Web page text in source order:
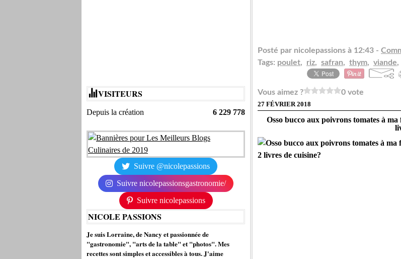
VISITEURS
Depuis la création 6 229 778
Suivre @nicolepassions
Suivre nicolepassionsgastronomie/
Suivre nicolepassions
NICOLE PASSIONS
Je suis Lorraine, de Nancy et passionnée de
"gastronomie", "arts de la table" et "photos". Mes
recettes sont simples et accessibles à tous. J'aime
Posté par nicolepassions à 12:43 -
Tags: poulet, riz, safran, thym, viande,
Vous aimez ? 0 vote
27 FÉVRIER 2018
Osso bucco aux poivrons tomates à